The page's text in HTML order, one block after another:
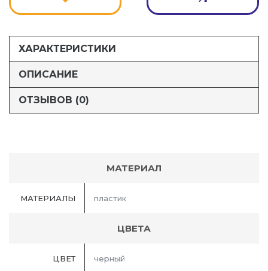
ХАРАКТЕРИСТИКИ
ОПИСАНИЕ
ОТЗЫВОВ (0)
МАТЕРИАЛ
МАТЕРИАЛЫ пластик
ЦВЕТА
ЦВЕТ черный